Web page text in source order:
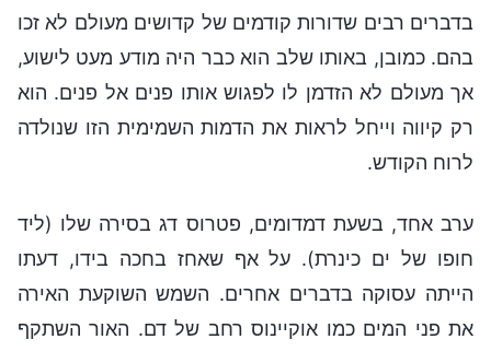
בדברים רבים שדורות קודמים של קדושים מעולם לא זכו
בהם. כמובן, באותו שלב הוא כבר היה מודע מעט לישוע,
אך מעולם לא הזדמן לו לפגוש אותו פנים אל פנים. הוא
רק קיווה וייחל לראות את הדמות השמימית הזו שנולדה
לרוח הקודש.
ערב אחד, בשעת דמדומים, פטרוס דג בסירה שלו (ליד
חופו של ים כינרת). על אף שאחז בחכה בידו, דעתו
הייתה עסוקה בדברים אחרים. השמש השוקעת האירה
את פני המים כמו אוקיינוס רחב של דם. האור השתקף